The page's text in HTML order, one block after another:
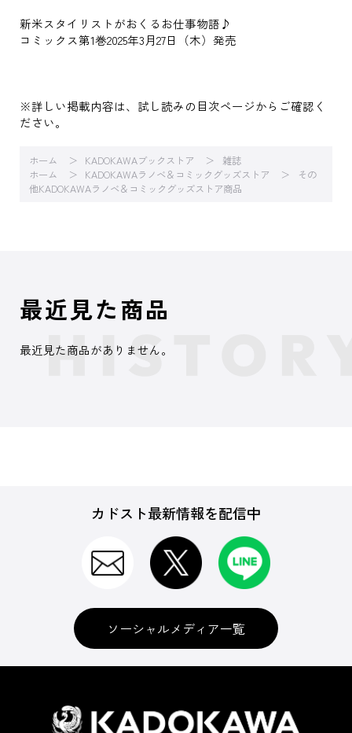
新米スタイリストがおくるお仕事物語♪
コミックス第1巻2025年3月27日（木）発売
※詳しい掲載内容は、試し読みの目次ページからご確認く
ださい。
ホーム KADOKAWAブックストア
雑誌
ホーム
KADOKAWAラノベ＆コミックグッズストア
その
他KADOKAWAラノベ＆コミックグッズストア商品
最近見た商品
最近見た商品がありません。
カドスト最新情報を配信中
ソーシャルメディア一覧